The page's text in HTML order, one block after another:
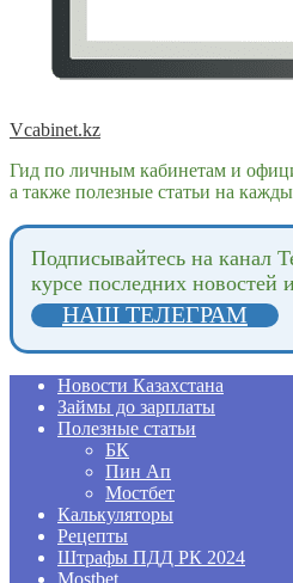
Vcabinet.kz
Гид по личным кабинетам и
а также полезные статьи на
Подпиcывайтесь на канал
курсе последних новостей
НАШ ТЕЛЕГРАМ
Новости Казахстана
Займы до зарплаты
Полезные статьи
БК
Пин Ап
Мостбет
Калькуляторы
Рецепты
Штрафы ПДД РК 2024
Mostbet